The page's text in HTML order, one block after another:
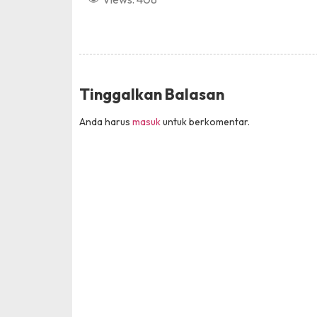
Tinggalkan Balasan
Anda harus masukuntuk berkomentar.